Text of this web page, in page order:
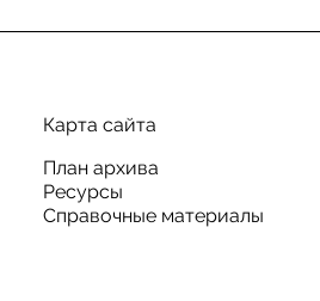
Карта сайта
План архива
Ресурсы
Справочные материалы